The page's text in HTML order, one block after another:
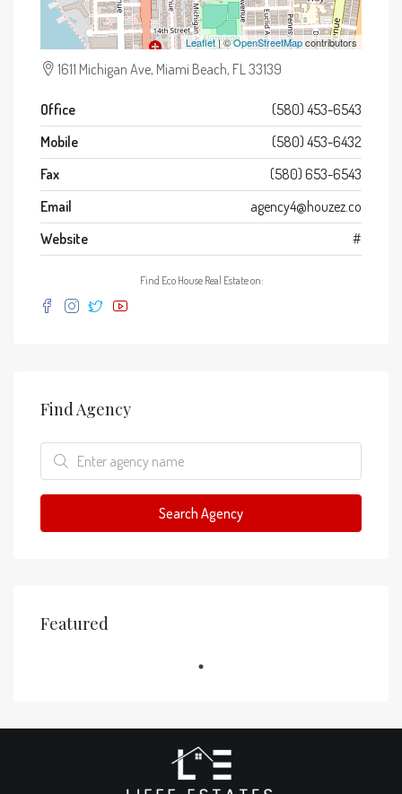
Leaflet| ©OpenStreetMapcontributors
1611 Michigan Ave, Miami Beach, FL 33139
Office
(580) 453-6543
Mobile
(580) 453-6432
Fax
(580) 653-6543
Email
agency4@houzez.co
Website
#
Find Eco House Real Estate on:
Find Agency
Search Agency
Featured